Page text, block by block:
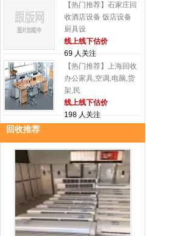
【热门推荐】石家庄回
收酒店设备 饭店设备
厨具设
线上线下估价
69 人关注
【热门推荐】上海回收
办公家具,空调,电脑,货
架,民
线上线下估价
198 人关注
回收推荐